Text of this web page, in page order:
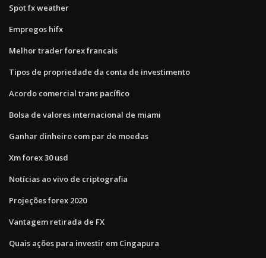
Spot fx weather
Empregos hifx
Melhor trader forex francais
Tipos de propriedade da conta de investimento
Acordo comercial trans pacífico
Bolsa de valores internacional de miami
Ganhar dinheiro com par de moedas
Xm forex 30 usd
Notícias ao vivo de criptografia
Projeções forex 2020
Vantagem retirada de FX
Quais ações para investir em Cingapura